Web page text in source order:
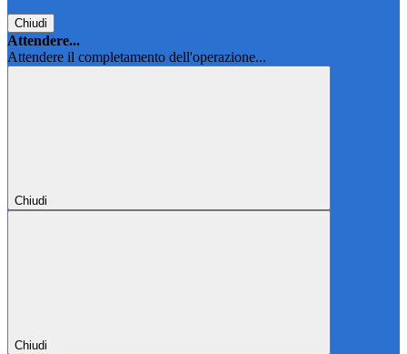
Chiudi
Attendere...
Attendere il completamento dell'operazione...
Chiudi
Chiudi